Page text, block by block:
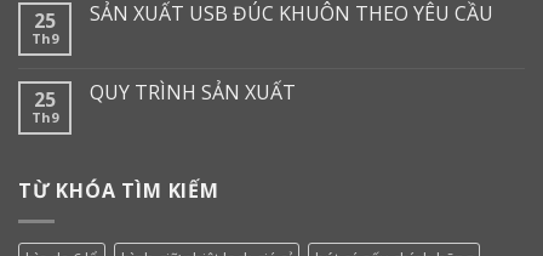
25
Th9
SẢN XUẤT USB ĐÚC KHUÔN THEO YÊU CẦU
25
Th9
QUY TRÌNH SẢN XUẤT
TỪ KHÓA TÌM KIẾM